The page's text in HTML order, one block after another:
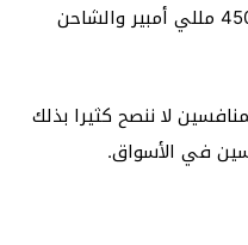
البطارية 4500 مللي أمبير والشاحن
لا ننصح كثيرا بذلك
في الأسواق.